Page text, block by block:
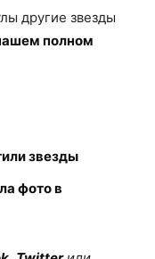
другие звезды
полном
звезды
фото в